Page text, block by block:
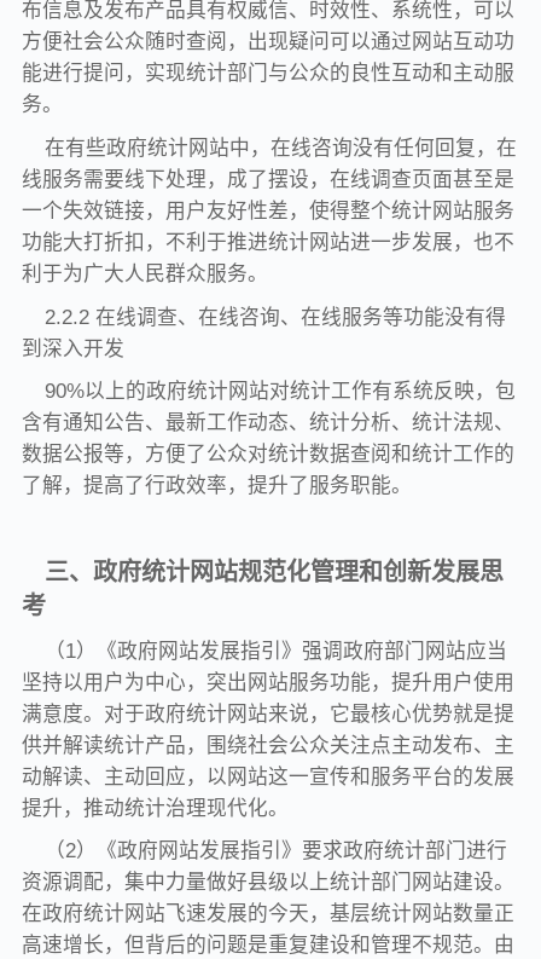
布信息及发布产品具有权威信、时效性、系统性，可以
方便社会公众随时查阅，出现疑问可以通过网站互动功
能进行提问，实现统计部门与公众的良性互动和主动服
务。
在有些政府统计网站中，在线咨询没有任何回复，在
线服务需要线下处理，成了摆设，在线调查页面甚至是
一个失效链接，用户友好性差，使得整个统计网站服务
功能大打折扣，不利于推进统计网站进一步发展，也不
利于为广大人民群众服务。
2.2.2 在线调查、在线咨询、在线服务等功能没有得
到深入开发
90%以上的政府统计网站对统计工作有系统反映，包
含有通知公告、最新工作动态、统计分析、统计法规、
数据公报等，方便了公众对统计数据查阅和统计工作的
了解，提高了行政效率，提升了服务职能。
三、政府统计网站规范化管理和创新发展思
考
（1）《政府网站发展指引》强调政府部门网站应当
坚持以用户为中心，突出网站服务功能，提升用户使用
满意度。对于政府统计网站来说，它最核心优势就是提
供并解读统计产品，围绕社会公众关注点主动发布、主
动解读、主动回应，以网站这一宣传和服务平台的发展
提升，推动统计治理现代化。
（2）《政府网站发展指引》要求政府统计部门进行
资源调配，集中力量做好县级以上统计部门网站建设。
在政府统计网站飞速发展的今天，基层统计网站数量正
高速增长，但背后的问题是重复建设和管理不规范。由